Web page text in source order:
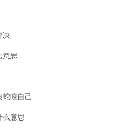
决
意思
咬自己
么意思